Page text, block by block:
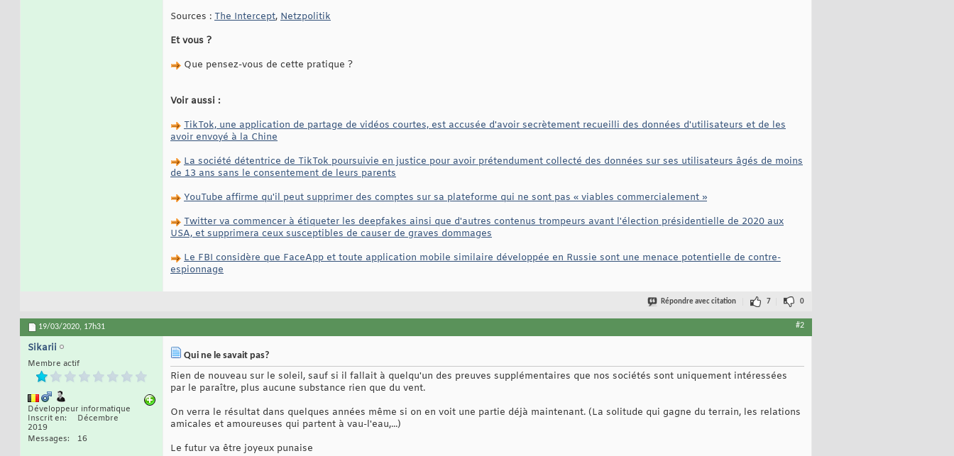
Sources : The Intercept, Netzpolitik
Et vous ?
Que pensez-vous de cette pratique ?
Voir aussi :
TikTok, une application de partage de vidéos courtes, est accusée d'avoir secrètement recueilli des données d'utilisateurs et de les
avoir envoyé à la Chine
La société détentrice de TikTok poursuivie en justice pour avoir prétendument collecté des données sur ses utilisateurs âgés de moins
de 13 ans sans le consentement de leurs parents
YouTube affirme qu'il peut supprimer des comptes sur sa plateforme qui ne sont pas « viables commercialement »
Twitter va commencer à étiqueter les deepfakes ainsi que d'autres contenus trompeurs avant l'élection présidentielle de 2020 aux
USA, et supprimera ceux susceptibles de causer de graves dommages
Le FBI considère que FaceApp et toute application mobile similaire développée en Russie sont une menace potentielle de contre-
espionnage
Répondre avec citation 7 0
19/03/2020, 17h31 #2
Sikarii
Membre actif
Développeur informatique
Inscrit en
Décembre
2019
Messages
16
Qui ne le savait pas?
Rien de nouveau sur le soleil, sauf si il fallait à quelqu'un des preuves supplémentaires que nos sociétés sont uniquement intéressées
par le paraître, plus aucune substance rien que du vent.
On verra le résultat dans quelques années même si on en voit une partie déjà maintenant. (La solitude qui gagne du terrain, les relations
amicales et amoureuses qui partent à vau-l'eau,...)
Le futur va être joyeux punaise